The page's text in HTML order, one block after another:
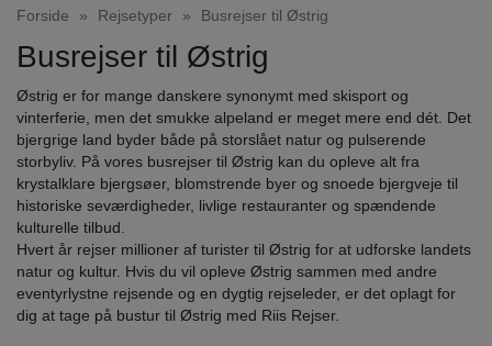
Forside » Rejsetyper » Busrejser til Østrig
Busrejser til Østrig
Østrig er for mange danskere synonymt med skisport og
vinterferie, men det smukke alpeland er meget mere end dét. Det
bjergrige land byder både på storslået natur og pulserende
storbyliv. På vores busrejser til Østrig kan du opleve alt fra
krystalklare bjergsøer, blomstrende byer og snoede bjergveje til
historiske seværdigheder, livlige restauranter og spændende
kulturelle tilbud.
Hvert år rejser millioner af turister til Østrig for at udforske landets
natur og kultur. Hvis du vil opleve Østrig sammen med andre
eventyrlystne rejsende og en dygtig rejseleder, er det oplagt for
dig at tage på bustur til Østrig med Riis Rejser.